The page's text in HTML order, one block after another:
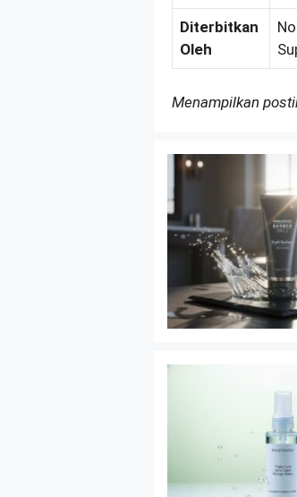
Diterbitkan
Oleh
Menampilkan